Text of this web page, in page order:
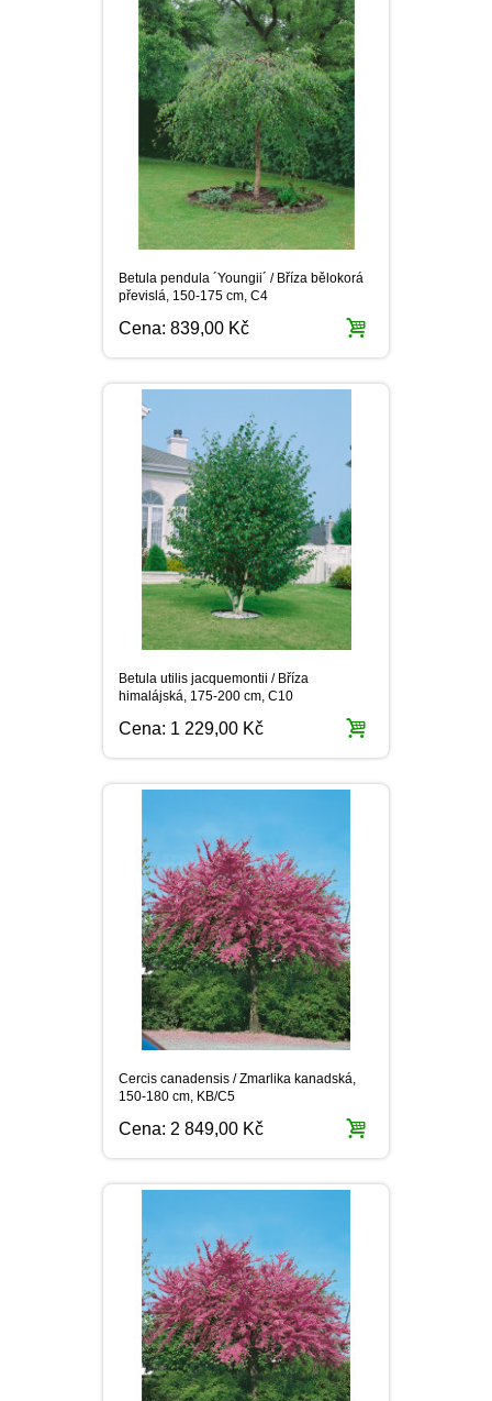
Betula pendula ´Youngii´ / Bříza bělokorá
převislá, 150-175 cm, C4
Cena: 839,00 Kč
Betula utilis jacquemontii / Bříza
himalájská, 175-200 cm, C10
Cena: 1 229,00 Kč
Cercis canadensis / Zmarlika kanadská,
150-180 cm, KB/C5
Cena: 2 849,00 Kč
Cercis canadensis / Zmarlika kanadská,
50-60 cm, C3